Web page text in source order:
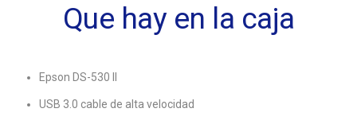
Que hay en la caja
Epson DS-530 II
USB 3.0 cable de alta velocidad